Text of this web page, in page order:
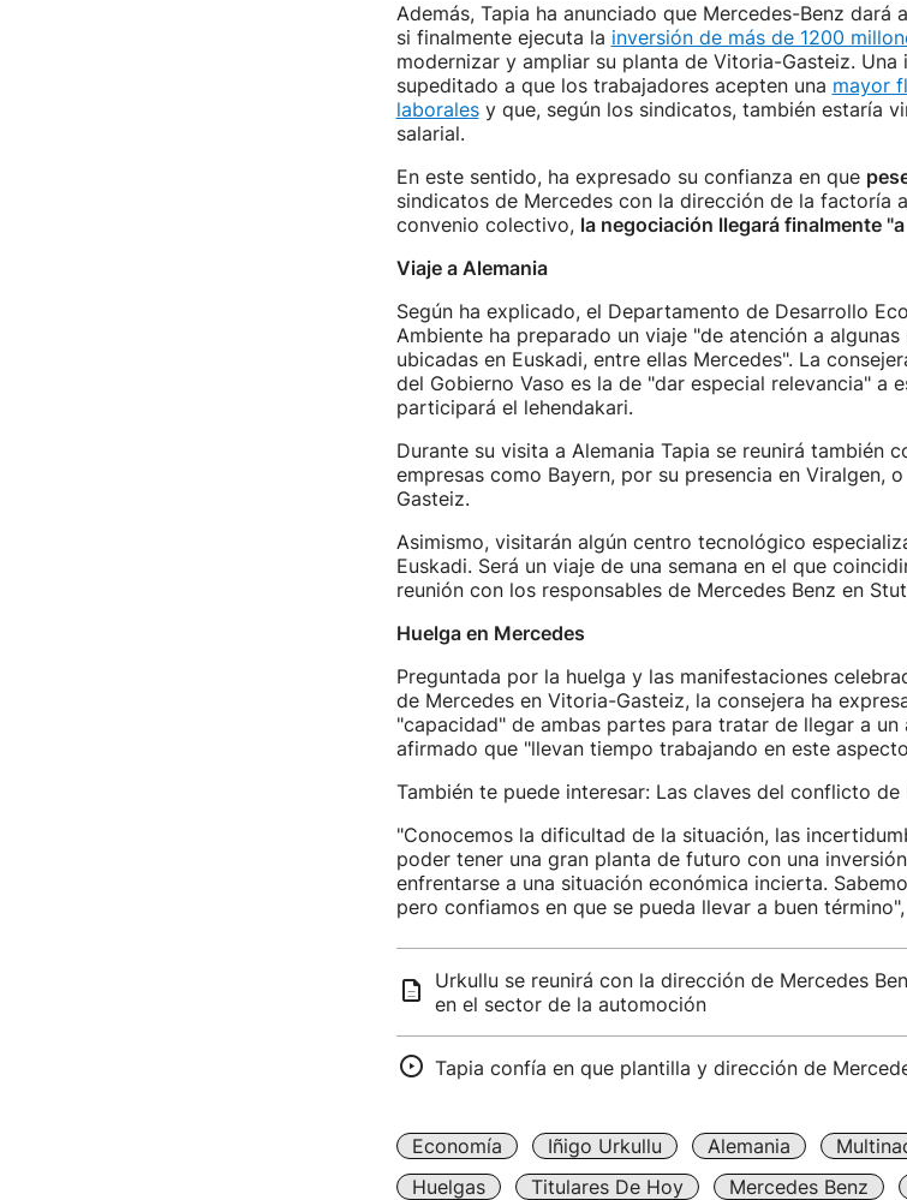
Además, Tapia ha anunciado que Mercedes-Benz
si finalmente ejecuta la inversión de más de 1200
modernizar y ampliar su planta de Vitoria-Gasteiz. Una
supeditado a que los trabajadores acepten una mayor
laboralesy que, según los sindicatos, también estaría
salarial.
En este sentido, ha expresado su confianza en que
sindicatos de Mercedes con la dirección de la factoría
convenio colectivo, la negociación llegará finalmente
Viaje a Alemania
Según ha explicado, el Departamento de Desarrollo
Ambiente ha preparado un viaje "de atención a algunas
ubicadas en Euskadi, entre ellas Mercedes". La
del Gobierno Vaso es la de "dar especial relevancia" a
participará el lehendakari.
Durante su visita a Alemania Tapia se reunirá también
empresas como Bayern, por su presencia en Viralgen,
Gasteiz.
Asimismo, visitarán algún centro tecnológico
Euskadi. Será un viaje de una semana en el que
reunión con los responsables de Mercedes Benz en
Huelga en Mercedes
Preguntada por la huelga y las manifestaciones
de Mercedes en Vitoria-Gasteiz, la consejera ha
"capacidad" de ambas partes para tratar de llegar a un
afirmado que "llevan tiempo trabajando en este
También te puede interesar: Las claves del conflicto
"Conocemos la dificultad de la situación, las
poder tener una gran planta de futuro con una
enfrentarse a una situación económica incierta.
pero confiamos en que se pueda llevar a buen
Urkullu se reunirá con la dirección de Mercedes
en el sector de la automoción
Tapia confía en que plantilla y dirección de
Economía Iñigo Urkullu Alemania
Huelgas
Titulares De Hoy Mercedes Benz